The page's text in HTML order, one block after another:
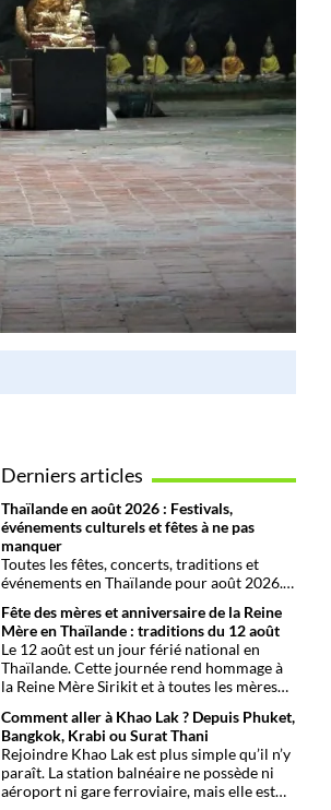
Derniers articles
Thaïlande en août 2026 : Festivals,
événements culturels et fêtes à ne pas
manquer
Toutes les fêtes, concerts, traditions et
événements en Thaïlande pour août 2026.
pour organiser son voyage.
Fête des mères et anniversaire de la Reine
Mère en Thaïlande : traditions du 12 août
Le 12 août est un jour férié national en
Thaïlande. Cette journée rend hommage à
la Reine Mère Sirikit et à toutes les mères
traditions bouddhistes et festivités
populaires dans tout le royaume.
Comment aller à Khao Lak ? Depuis Phuket,
Bangkok, Krabi ou Surat Thani
Rejoindre Khao Lak est plus simple qu’il n’y
paraît. La station balnéaire ne possède ni
aéroport ni gare ferroviaire, mais elle est